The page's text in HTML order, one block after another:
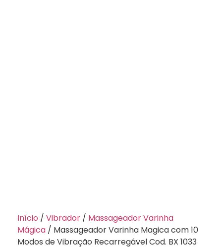
Início / Vibrador / Massageador Varinha
Mágica / Massageador Varinha Magica com 10
Modos de Vibração Recarregável Cod. BX 1033